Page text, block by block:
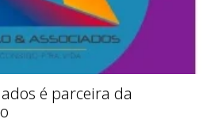
é parceira da